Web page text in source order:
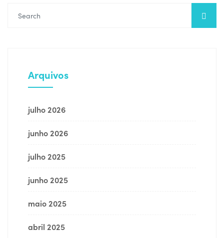
Arquivos
julho 2026
junho 2026
julho 2025
junho 2025
maio 2025
abril 2025